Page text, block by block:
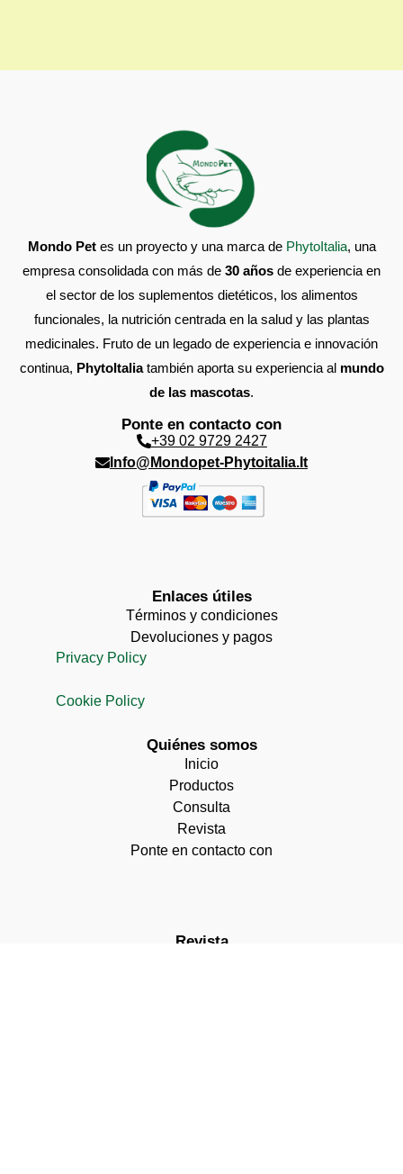
Mondo Petes un proyecto y una marca de PhytoItalia, una
empresa consolidada con más de 30 años de experiencia en
el sector de los suplementos dietéticos, los alimentos
funcionales, la nutrición centrada en la salud y las plantas
medicinales. Fruto de un legado de experiencia e innovación
continua, PhytoItaliatambién aporta su experiencia al mundo
de las mascotas.
Ponte en contacto con
+39 02 9729 2427
Info@mondopet-Phytoitalia.it
Enlaces útiles
Términos y condiciones
Devoluciones y pagos
Privacy Policy
Cookie Policy
Quiénes somos
Inicio
Productos
Consulta
Revista
Ponte en contacto con
Revista